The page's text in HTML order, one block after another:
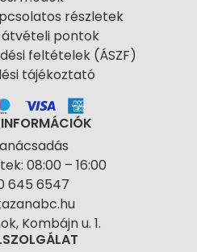
részletek
átvételi pontok
feltételek (ÁSZF)
tájékoztató
08:00 – 16:00
645 6547
Kombájn u. 1.